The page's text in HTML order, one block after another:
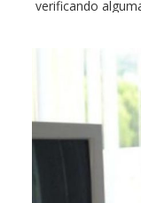
verificando
ENTENDA O